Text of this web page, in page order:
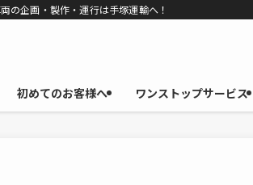
の企画・製作・運行は手塚運輸へ！
初めてのお客様へ ワンストップサービス